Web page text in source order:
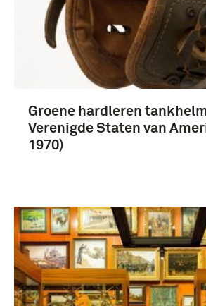
Groene hardleren
Verenigde Staten van
1970)